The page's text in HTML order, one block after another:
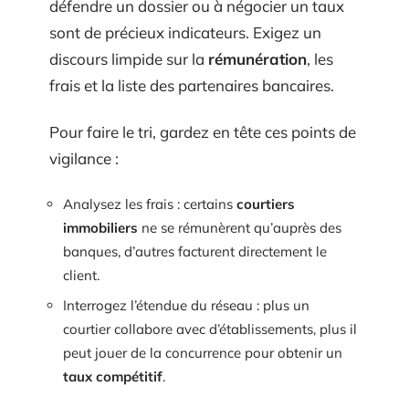
défendre un dossier ou à négocier un taux
sont de précieux indicateurs. Exigez un
discours limpide sur la rémunération, les
frais et la liste des partenaires bancaires.
Pour faire le tri, gardez en tête ces points de
vigilance :
Analysez les frais : certains courtiers
immobiliers ne se rémunèrent qu’auprès des
banques, d’autres facturent directement le
client.
Interrogez l’étendue du réseau : plus un
courtier collabore avec d’établissements, plus il
peut jouer de la concurrence pour obtenir un
taux compétitif.